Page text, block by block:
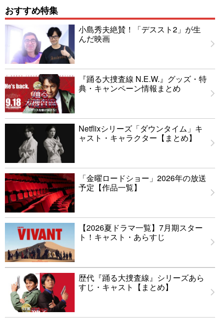
おすすめ特集
小島秀夫絶賛！「デススト2」が生
んだ映画
『踊る大捜査線 N.E.W.』グッズ・特
典・キャンペーン情報まとめ
Netflixシリーズ「ダウンタイム」キ
ャスト・キャラクター【まとめ】
「金曜ロードショー」2026年の放送
予定【作品一覧】
【2026夏ドラマ一覧】7月期スター
ト！キャスト・あらすじ
歴代『踊る大捜査線』シリーズあら
すじ・キャスト【まとめ】